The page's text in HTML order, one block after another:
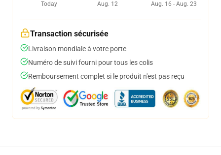
Today
Aug. 12
Aug. 16 - Aug. 23
Transaction sécurisée
Livraison mondiale à votre porte
Numéro de suivi fourni pour tous les colis
Remboursement complet si le produit n'est pas reçu